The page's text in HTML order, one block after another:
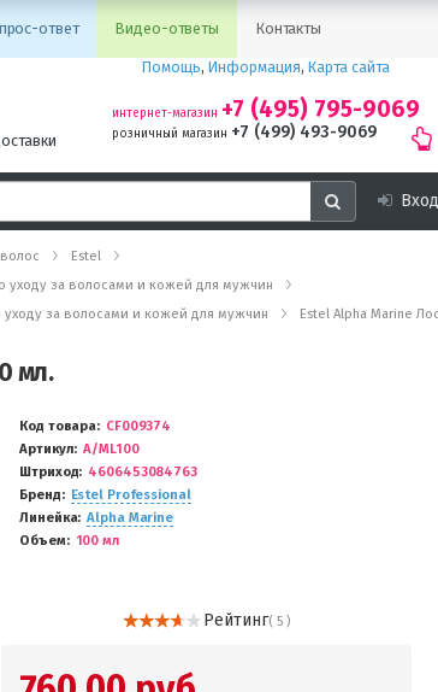
ответ Видео-ответы Контакты
Помощь, Информация, Карта сайта
интернет-магазин +7 (495) 795-9069
розничный магазин +7 (499) 493-9069
Вход
Estel
уходу за волосами и кожей для мужчин
уходу за волосами и кожей для мужчин
Estel Alpha Marine
мл.
Код товара
CF009374
Артикул
A/ML100
Штриход
4606453084763
Бренд
Estel Professional
Линейка
Alpha Marine
Объем
100 мл
Рейтинг( 5 )